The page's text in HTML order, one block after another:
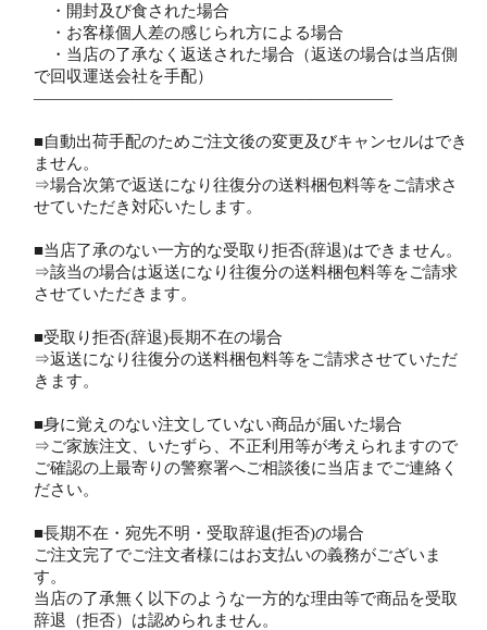
・開封及び食された場合
・お客様個人差の感じられ方による場合
・当店の了承なく返送された場合（返送の場合は当店側
で回収運送会社を手配）
――――――――――――――――――――――
■自動出荷手配のためご注文後の変更及びキャンセルはでき
ません。
⇒場合次第で返送になり往復分の送料梱包料等をご請求さ
せていただき対応いたします。
■当店了承のない一方的な受取り拒否(辞退)はできません。
⇒該当の場合は返送になり往復分の送料梱包料等をご請求
させていただきます。
■受取り拒否(辞退)長期不在の場合
⇒返送になり往復分の送料梱包料等をご請求させていただ
きます。
■身に覚えのない注文していない商品が届いた場合
⇒ご家族注文、いたずら、不正利用等が考えられますので
ご確認の上最寄りの警察署へご相談後に当店までご連絡く
ださい。
■長期不在・宛先不明・受取辞退(拒否)の場合
ご注文完了でご注文者様にはお支払いの義務がございま
す。
当店の了承無く以下のような一方的な理由等で商品を受取
辞退（拒否）は認められません。